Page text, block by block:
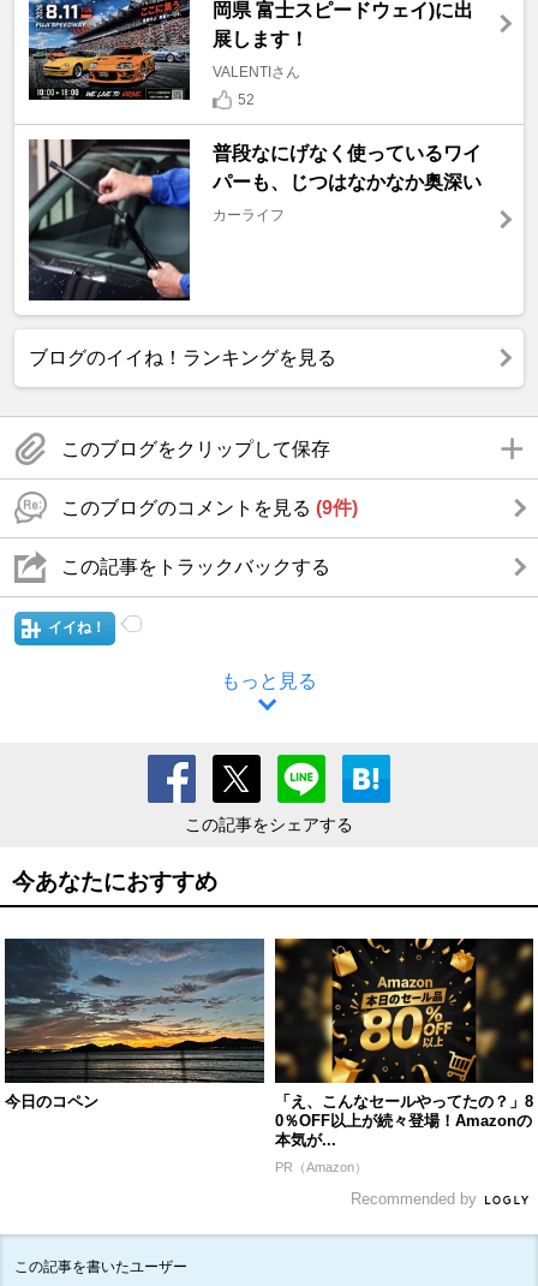
岡県 富士スピードウェイ)に出
展します！
VALENTIさん
52
普段なにげなく使っているワイ
パーも、じつはなかなか奥深い
カーライフ
ブログのイイね！ランキングを見る
このブログをクリップして保存
このブログのコメントを見る (9件)
この記事をトラックバックする
イイね！
もっと見る
この記事をシェアする
今あなたにおすすめ
今日のコペン
「え、こんなセールやってたの？」8
0％OFF以上が続々登場！Amazonの
本気が...
PR（Amazon）
Recommended by
この記事を書いたユーザー